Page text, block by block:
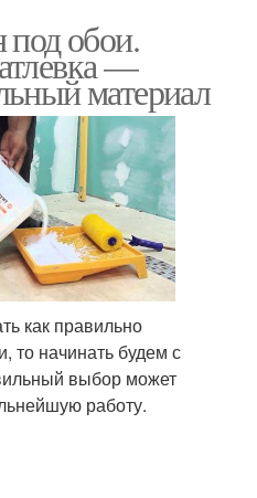
под обои.
—
материал
как правильно
то начинать будем с
выбор может
работу.